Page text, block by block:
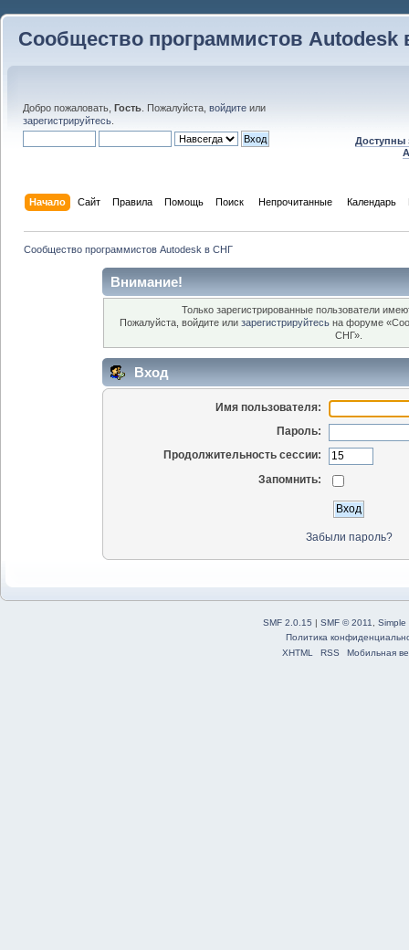
Сообщество программистов Autodesk
Добро пожаловать, Гость . Пожалуйста, войдите или
зарегистрируйтесь
Доступны
Начало Сайт Правила Помощь Поиск Непрочитанные Календарь
Сообщество программистов Autodesk в СНГ
Внимание!
Только зарегистрированные пользователи
Пожалуйста, войдите или зарегистрируйтесь на форуме
СНГ».
Вход
Имя пользователя:
Пароль:
Продолжительность сессии:
Запомнить:
Забыли пароль?
SMF 2.0.15 | SMF © 2011
Simple
Политика
XHTML
RSS Мобильная